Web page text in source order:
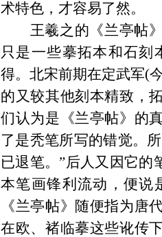
术特色，才容易了然。
王羲之的《兰亭帖
只是一些摹拓本和石刻
得。北宋前期在定武军(
的又较其他刻本精致，
们认为是《兰亭帖》的
了是秃笔所写的错觉。
已退笔。”后人又因它的
本笔画锋利流动，便说
《兰亭帖》随便指为唐
在欧、褚临摹这些讹传